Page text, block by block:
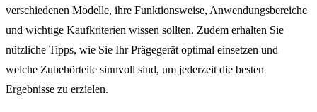
verschiedenen Modelle, ihre Funktionsweise, Anwendungsbereiche
und wichtige Kaufkriterien wissen sollten. Zudem erhalten Sie
nützliche Tipps, wie Sie Ihr Prägegerät optimal einsetzen und
welche Zubehörteile sinnvoll sind, um jederzeit die besten
Ergebnisse zu erzielen.